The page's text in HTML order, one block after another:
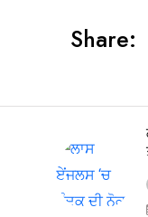
Share: